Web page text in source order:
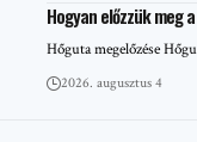
Hogyan előzzük meg
Hőguta megelőzése
2026. augusztus 4